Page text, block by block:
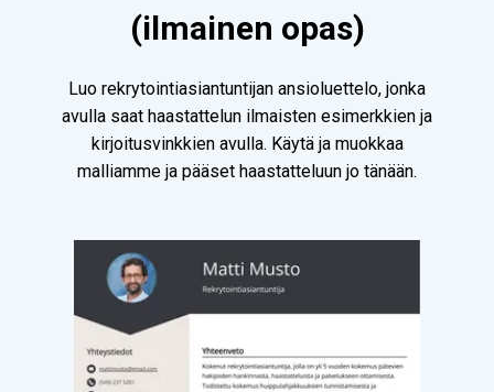
(ilmainen opas)
Luo rekrytointiasiantuntijan ansioluettelo, jonka
avulla saat haastattelun ilmaisten esimerkkien ja
kirjoitusvinkkien avulla. Käytä ja muokkaa
malliamme ja pääset haastatteluun jo tänään.